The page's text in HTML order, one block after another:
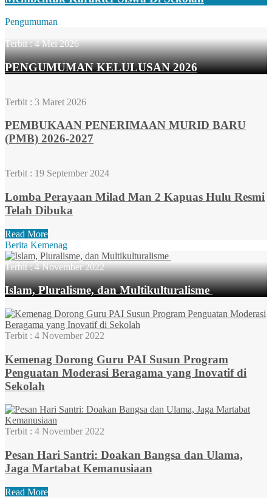
Pengumuman
Terbit :4 Mei 2026
PENGUMUMAN KELULUSAN 2026
Terbit : 3 Maret 2026
PEMBUKAAN PENERIMAAN MURID BARU
(PMB) 2026-2027
Terbit : 19 September 2024
Lomba Perayaan Milad Man 2 Kapuas Hulu Resmi
Telah Dibuka
Read More
Berita Kemenag
Terbit :4 November 2022
Islam, Pluralisme, dan Multikulturalisme
Terbit : 4 November 2022
Kemenag Dorong Guru PAI Susun Program
Penguatan Moderasi Beragama yang Inovatif di
Sekolah
Terbit : 4 November 2022
Pesan Hari Santri: Doakan Bangsa dan Ulama,
Jaga Martabat Kemanusiaan
Read More